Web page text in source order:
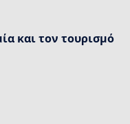
και τον τουρισμό